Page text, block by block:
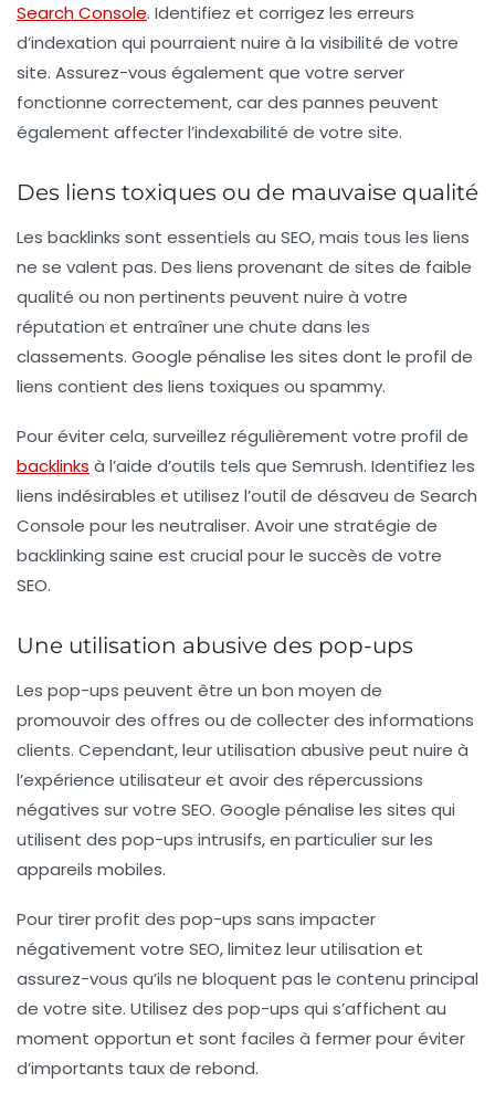
Search Console. Identifiez et corrigez les erreurs
d’indexation qui pourraient nuire à la visibilité de votre
site. Assurez-vous également que votre server
fonctionne correctement, car des pannes peuvent
également affecter l’indexabilité de votre site.
Des liens toxiques ou de mauvaise qualité
Les backlinks sont essentiels au SEO, mais tous les liens
ne se valent pas. Des liens provenant de sites de faible
qualité ou non pertinents peuvent nuire à votre
réputation et entraîner une chute dans les
classements. Google pénalise les sites dont le profil de
liens contient des liens toxiques ou spammy.
Pour éviter cela, surveillez régulièrement votre profil de
backlinks à l’aide d’outils tels que Semrush. Identifiez les
liens indésirables et utilisez l’outil de désaveu de Search
Console pour les neutraliser. Avoir une stratégie de
backlinking saine est crucial pour le succès de votre
SEO.
Une utilisation abusive des pop-ups
Les pop-ups peuvent être un bon moyen de
promouvoir des offres ou de collecter des informations
clients. Cependant, leur utilisation abusive peut nuire à
l’expérience utilisateur et avoir des répercussions
négatives sur votre SEO. Google pénalise les sites qui
utilisent des pop-ups intrusifs, en particulier sur les
appareils mobiles.
Pour tirer profit des pop-ups sans impacter
négativement votre SEO, limitez leur utilisation et
assurez-vous qu’ils ne bloquent pas le contenu principal
de votre site. Utilisez des pop-ups qui s’affichent au
moment opportun et sont faciles à fermer pour éviter
d’importants taux de rebond.